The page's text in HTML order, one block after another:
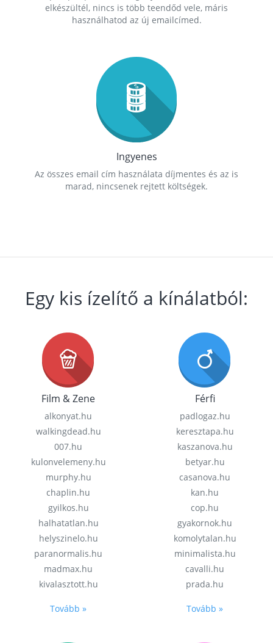
elkészültél, nincs is több teendőd vele, máris
használhatod az új emailcímed.
Ingyenes
Az összes email cím használata díjmentes és az is
marad, nincsenek rejtett költségek.
Egy kis ízelítő a kínálatból:
Film & Zene
alkonyat.hu
walkingdead.hu
007.hu
kulonvelemeny.hu
murphy.hu
chaplin.hu
gyilkos.hu
halhatatlan.hu
helyszinelo.hu
paranormalis.hu
madmax.hu
kivalasztott.hu
Tovább »
Férfi
padlogaz.hu
keresztapa.hu
kaszanova.hu
betyar.hu
casanova.hu
kan.hu
cop.hu
gyakornok.hu
komolytalan.hu
minimalista.hu
cavalli.hu
prada.hu
Tovább »